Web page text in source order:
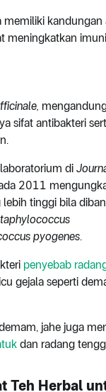
memiliki
meningkatkan
sifat antibakteri
di
2011
tinggi bila
pyogenes.
penyebab
gejala seperti
jahe juga
dan radang
Teh Herbal